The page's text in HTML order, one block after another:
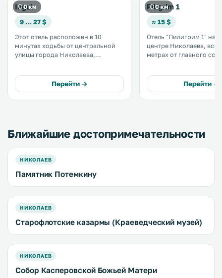
0 км
Ingul
9 … 27 $
Этот отель расположен в 10
минутах ходьбы от центральной
улицы города Николаева,
посетить лобби-бар. .
Перейти →
0 км
Piligrim 1
≈ 15 $
Отель "Пилигрим 1"
центре Николаева,
метрах от главного
бар, детская игровая
частная парковка. .
Перейти →
Ближайшие достопримечательности
НИКОЛАЕВ
Памятник Потемкину
НИКОЛАЕВ
Старофлотские казармы (Краеведческий музей)
НИКОЛАЕВ
Собор Касперовской Божьей Матери